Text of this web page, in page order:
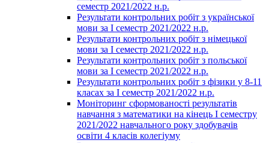
семестр 2021/2022 н.р.
Результати контрольних робіт з української
мови за І семестр 2021/2022 н.р.
Результати контрольних робіт з німецької
мови за І семестр 2021/2022 н.р.
Результати контрольних робіт з польської
мови за І семестр 2021/2022 н.р.
Результати контрольних робіт з фізики у 8-11
класах за І семестр 2021/2022 н.р.
Моніторинг сформованості результатів
навчання з математики на кінець І семестру
2021/2022 навчального року здобувачів
освіти 4 класів колегіуму